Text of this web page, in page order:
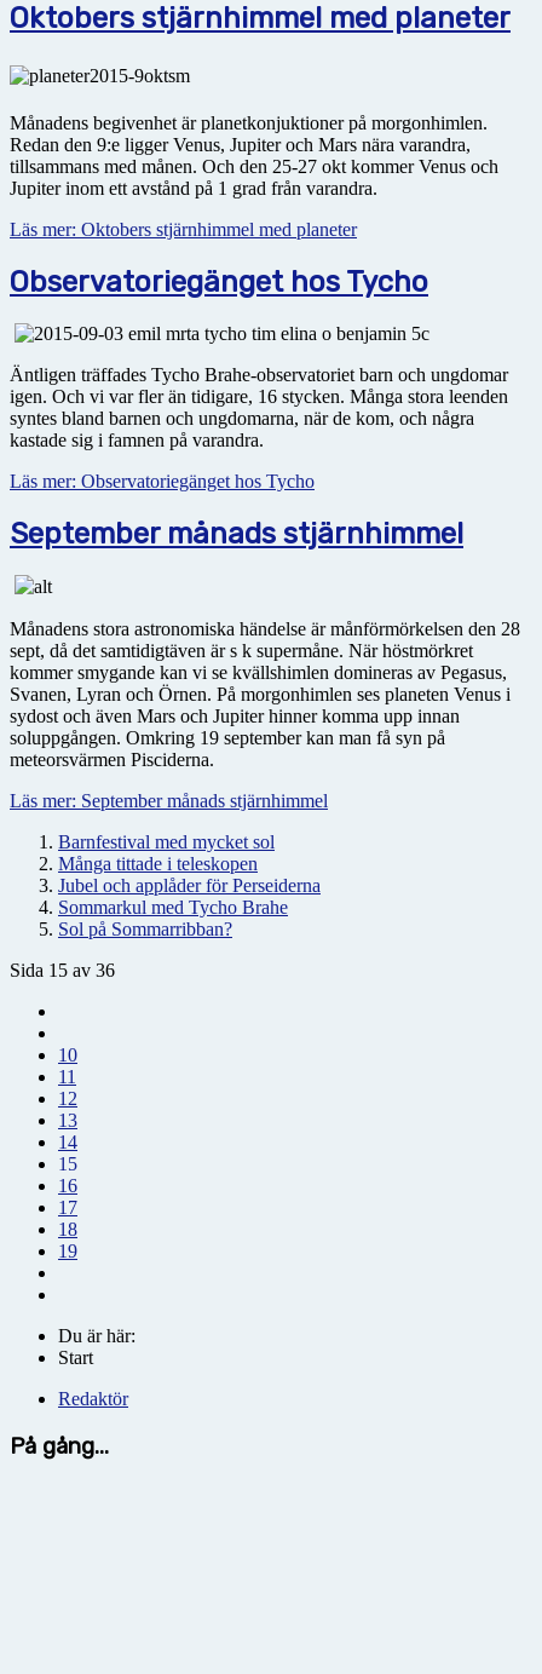
Oktobers stjärnhimmel med planeter
Månadens begivenhet är planetkonjuktioner på morgonhimlen.
Redan den 9:e ligger Venus, Jupiter och Mars nära varandra,
tillsammans med månen. Och den 25-27 okt kommer Venus och
Jupiter inom ett avstånd på 1 grad från varandra.
Läs mer: Oktobers stjärnhimmel med planeter
Observatoriegänget hos Tycho
Äntligen träffades Tycho Brahe-observatoriet barn och ungdomar
igen. Och vi var fler än tidigare, 16 stycken. Många stora leenden
syntes bland barnen och ungdomarna, när de kom, och några
kastade sig i famnen på varandra.
Läs mer: Observatoriegänget hos Tycho
September månads stjärnhimmel
Månadens stora astronomiska händelse är månförmörkelsen den 28
sept, då det samtidigtäven är s k supermåne. När höstmörkret
kommer smygande kan vi se kvällshimlen domineras av Pegasus,
Svanen, Lyran och Örnen. På morgonhimlen ses planeten Venus i
sydost och även Mars och Jupiter hinner komma upp innan
soluppgången. Omkring 19 september kan man få syn på
meteorsvärmen Pisciderna.
Läs mer: September månads stjärnhimmel
Barnfestival med mycket sol
Många tittade i teleskopen
Jubel och applåder för Perseiderna
Sommarkul med Tycho Brahe
Sol på Sommarribban?
Sida 15 av 36
10
11
12
13
14
15
16
17
18
19
Du är här:
Start
Redaktör
På gång...